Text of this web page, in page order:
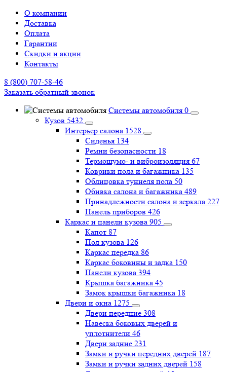
О компании
Доставка
Оплата
Гарантии
Скидки и акции
Контакты
8 (800) 707-58-46
Заказать обратный звонок
Системы автомобиля 0
Кузов 5432
Интерьер салона 1528
Сиденья 134
Ремни безопасности 18
Термошумо- и виброизоляция 67
Коврики пола и багажника 135
Облицовка туннеля пола 50
Обивка салона и багажника 489
Принадлежности салона и зеркала 227
Панель приборов 426
Каркас и панели кузова 905
Капот 87
Пол кузова 126
Каркас передка 86
Каркас боковины и задка 150
Панели кузова 394
Крышка багажника 45
Замок крышки багажника 18
Двери и окна 1275
Двери передние 308
Навеска боковых дверей и
уплотнители 46
Двери задние 231
Замки и ручки передних дверей 187
Замки и ручки задних дверей 158